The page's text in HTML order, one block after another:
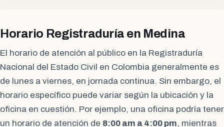
Horario Registraduría en Medina
El horario de atención al público en la Registraduría
Nacional del Estado Civil en Colombia generalmente es
de lunes a viernes, en jornada continua. Sin embargo, el
horario específico puede variar según la ubicación y la
oficina en cuestión. Por ejemplo, una oficina podría tener
un horario de atención de 8:00 am a 4:00 pm, mientras